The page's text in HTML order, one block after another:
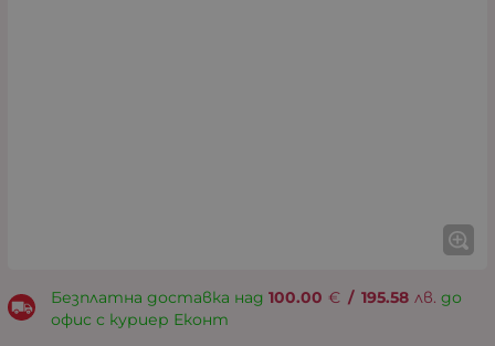
Безплатна доставка над 100.00 € / 195.58 лв. до
офис с куриер Еконт